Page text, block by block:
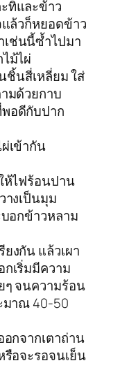
ทิและข้าว
แล้วก็หยอดข้าว
เช่นนี้ซ้ำไปมา
ม้ไผ่
ชิ้นสี่เหลี่ยม ใส่
มด้วยกาบ
อดีกับปาก
เข้ากัน
ห้ไฟร้อนปาน
างเป็นมุม
บอกข้าวหลาม
งกัน แล้วเผา
เริ่มมีความ
ๆ จนความร้อน
มาณ 40-50
กจากเตาถ่าน
รือจะรอจนเย็น